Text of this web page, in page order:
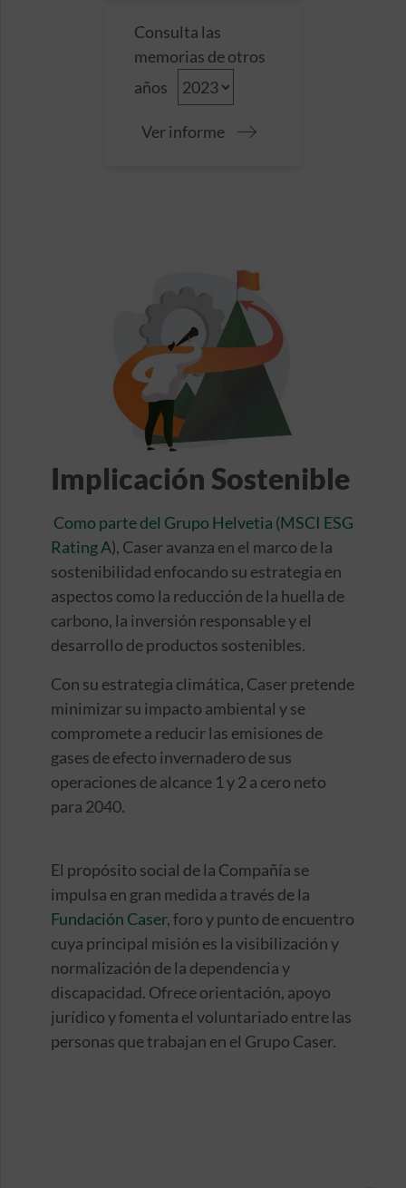
Consulta las
memorias de otros
años
Ver informe
Implicación Sostenible
Como parte del Grupo Helvetia (MSCI ESG
Rating A), Caser avanza en el marco de la
sostenibilidad enfocando su estrategia en
aspectos como la reducción de la huella de
carbono, la inversión responsable y el
desarrollo de productos sostenibles.
Con su estrategia climática, Caser pretende
minimizar su impacto ambiental y se
compromete a reducir las emisiones de
gases de efecto invernadero de sus
operaciones de alcance 1 y 2 a cero neto
para 2040.
El propósito social de la Compañía se
impulsa en gran medida a través de la
Fundación Caser, foro y punto de encuentro
cuya principal misión es la visibilización y
normalización de la dependencia y
discapacidad. Ofrece orientación, apoyo
jurídico y fomenta el voluntariado entre las
personas que trabajan en el Grupo Caser.